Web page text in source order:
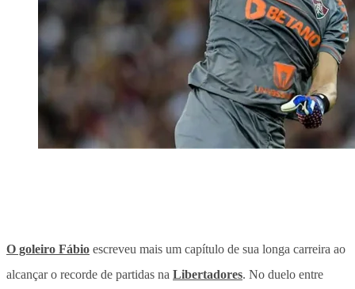
O goleiro Fábio escreveu mais um capítulo de sua longa carreira ao
alcançar o recorde de partidas na Libertadores. No duelo entre